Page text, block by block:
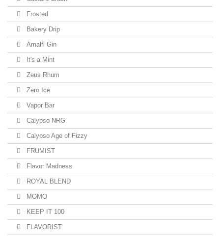
Frosted
Bakery Drip
Amalfi Gin
It's a Mint
Zeus Rhum
Zero Ice
Vapor Bar
Calypso NRG
Calypso Age of Fizzy
FRUMIST
Flavor Madness
ROYAL BLEND
MOMO
KEEP IT 100
FLAVORIST